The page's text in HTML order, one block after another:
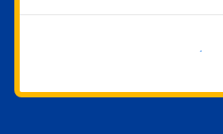
Mulakan